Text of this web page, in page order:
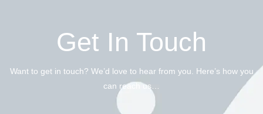
Get In Touch
Want to get in touch? We’d love to hear from you. Here’s how you
can reach us…